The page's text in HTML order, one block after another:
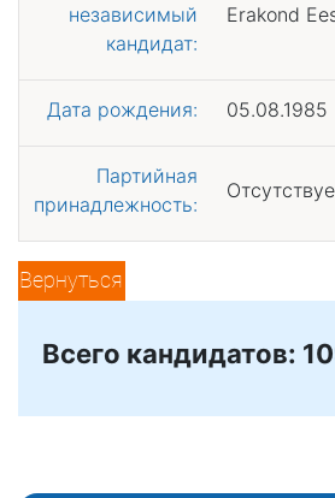
независимый
кандидат:
Erakond
Дата рождения: 05.08.1985
Партийная
принадлежность:
Вернуться
Всего кандидатов: